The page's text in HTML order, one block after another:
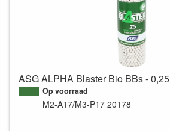
ASG ALPHA Blaster Bio BBs - 0,25
Op voorraad
M2-A17/M3-P17 20178